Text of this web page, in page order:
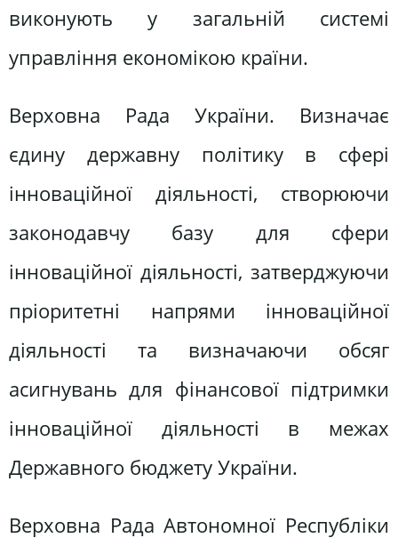
виконують у загальній системі
управління економікою країни.
Верховна Рада України. Визначає
єдину державну політику в сфері
інноваційної діяльності, створюючи
законодавчу базу для сфери
інноваційної діяльності, затверджуючи
пріоритетні напрями інноваційної
діяльності та визначаючи обсяг
асигнувань для фінансової підтримки
інноваційної діяльності в межах
Державного бюджету України.
Верховна Рада Автономної Республіки